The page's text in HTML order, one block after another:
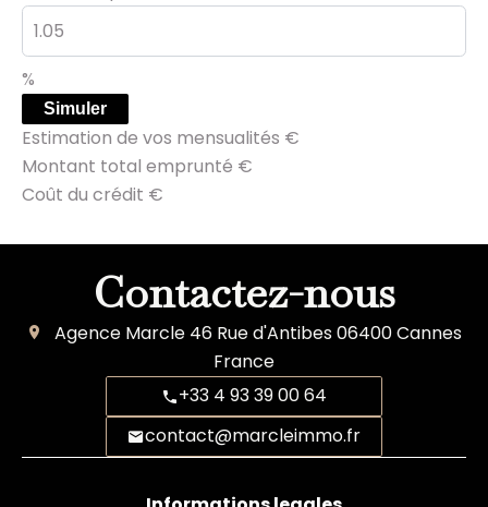
%
Simuler
Estimation de vos mensualités €
Montant total emprunté €
Coût du crédit €
Contactez-nous
Agence Marcle 46 Rue d'Antibes06400Cannes
France
+33 4 93 39 00 64
contact@marcleimmo.fr